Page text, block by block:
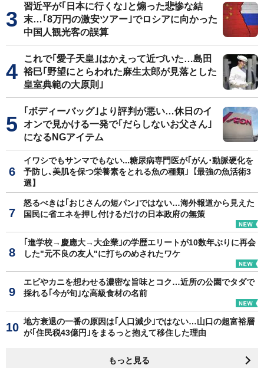
習近平が｢日本に行くな｣と煽った悲惨な結
末…｢8万円の激安ツアー｣でロシアに向かった
中国人観光客の誤算
これで｢愛子天皇｣はかえって近づいた…島田
裕巳｢野望にとらわれた麻生太郎が見落とした
皇室典範の大原則｣
｢ボディーバッグ｣より評判が悪い…休日のイ
オンで見かける一発で｢だらしないお父さん｣
になるNGアイテム
イワシでもサンマでもない...糖尿病専門医が｢がん･動脈硬化を
予防し､美肌を保つ栄養素をとれる魚の種類｣【最強の魚活術3
選】
怒るべきは｢おじさんの短パン｣ではない…海外報道から見えた
国民に省エネを押し付けるだけの日本政府の無策
｢進学校→慶應大→大企業｣の学歴エリートが10数年ぶりに再会
した"元不良の友人"に打ちのめされたワケ
エビやカニを想わせる濃密な旨味とコク…近所の公園でタダで
採れる｢今が旬｣な高級食材の名前
地方衰退の一番の原因は｢人口減少｣ではない…山口の超富裕層
が｢住民税43億円｣をまるっと抱えて移住した理由
もっと見る